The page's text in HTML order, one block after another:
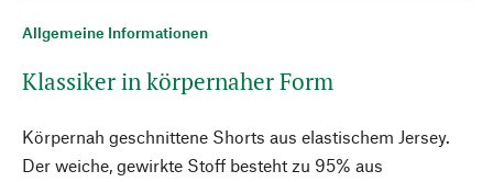
Allgemeine Informationen
Klassiker in körpernaher Form
Körpernah geschnittene Shorts aus elastischem Jersey.
Der weiche, gewirkte Stoff besteht zu 95% aus